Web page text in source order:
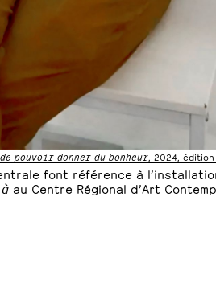
pouvoir donner du bonheur, 2024, édition
font référence à
au Centre Régional d’Art